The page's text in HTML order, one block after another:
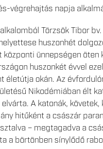
végrehajtás napja
Törzsök Tibor
huszonhét
központi ünnepségen öten
huszonkét évvel
életútja okán. Az
Nikodémiában élt
A katonák,
hitűként a császár
– megtagadva a
a börtönben sínylődő